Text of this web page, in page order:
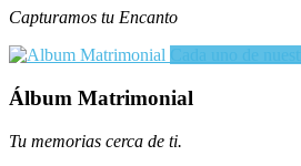
Capturamos tu Encanto
Álbum Matrimonial
Tu memorias cerca de ti.